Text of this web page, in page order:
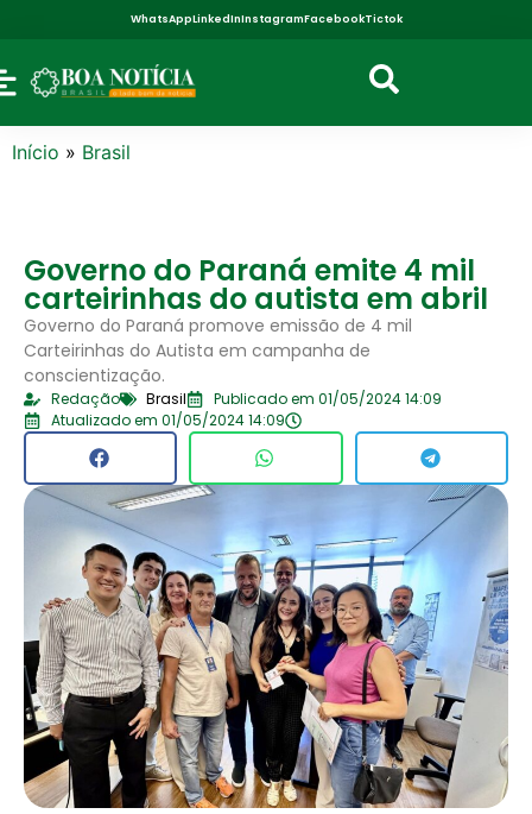
WhatsAppLinkedInInstagramFacebookTictok
Início » Brasil
Governo do Paraná emite 4 mil
carteirinhas do autista em abril
Governo do Paraná promove emissão de 4 mil
Carteirinhas do Autista em campanha de
conscientização.
Redação Brasil
Publicado em 01/05/2024 14:09
Atualizado em 01/05/2024 14:09